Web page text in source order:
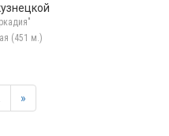
(451 м.)
»